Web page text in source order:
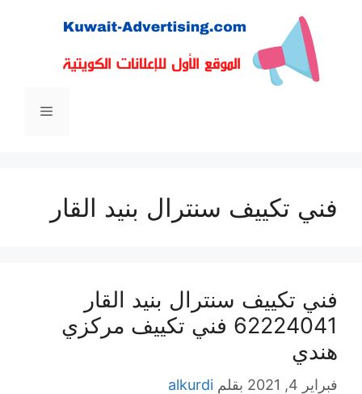
المحتوى
القائمة
فني تكييف سنترال بنيد القار
فني تكييف سنترال بنيد القار
62224041 فني تكييف مركزي
هندي
فبراير 4, 2021 بقلم alkurdi